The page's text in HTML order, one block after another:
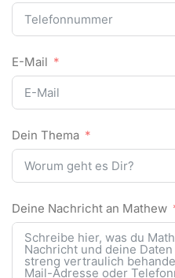
E-Mail
Dein Thema
Deine Nachricht an Mathew